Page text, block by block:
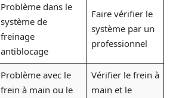
Problème dans le
système de
freinage
antiblocage
Faire vérifier le
système par un
professionnel
Problème avec le
frein à main ou le
Vérifier le frein à
main et le